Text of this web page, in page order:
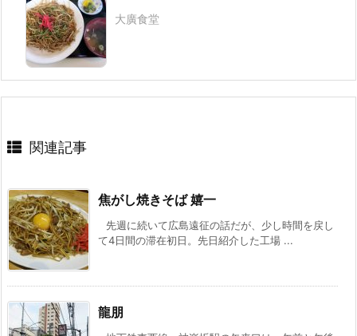
大廣食堂
関連記事
焦がし焼きそば 嬉一
先週に続いて広島遠征の話だが、少し時間を戻し
て4日間の滞在初日。先日紹介した工場 ...
龍朋